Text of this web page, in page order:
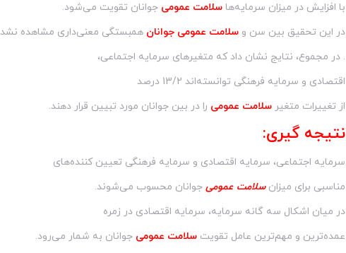
با افزایش در میزان سرمایه‌هاسلامت عمومی جوانان تقویت می‌شود.
در این تحقیق بین سن و سلامت عمومی جوانان همبستگی معنی‌داری مشاهده نشد
. در مجموع، نتایج نشان داد که متغیرهای سرمایه اجتماعی،
اقتصادی و سرمایه فرهنگی توانسته‌اند 13/2 درصد
از تغییرات متغیرسلامت عمومی را در بین جوانان مورد تبیین قرار دهند.
نتیجه گیری:
سرمایه اجتماعی، سرمایه اقتصادی و سرمایه فرهنگی تعیین کننده‌های
مناسبی برای میزانسلامت عمومی جوانان محسوب می‌شوند.
در میان اشکال سه گانه سرمایه، سرمایه اقتصادی در زمره
عمده‌ترین و مهم‌ترین عامل تقویتسلامت عمومی جوانان به شمار می‌رود.